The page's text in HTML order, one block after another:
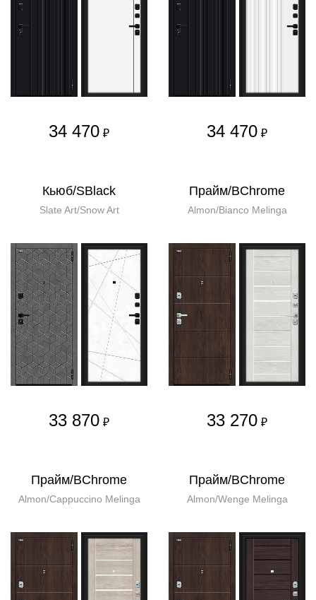
34 470 ₽ 34 470 ₽
Кьюб/SBlack
Slate Art/Snow Art
33 870 ₽
Прайм/BChrome
Almon/Bianco Melinga
33 270 ₽
Прайм/BChrome
Almon/Cappuccino Melinga
Прайм/BChrome
Almon/Wenge Melinga